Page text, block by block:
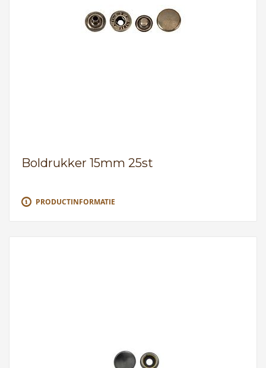
Boldrukker 15mm 25st
PRODUCTINFORMATIE